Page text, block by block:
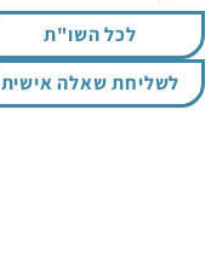
לכל השו"ת
לשליחת שאלה אישית